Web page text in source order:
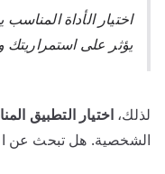
اختيار الأداة
يؤثر على استمراريتك
لذلك، اختيار التطبيق
الشخصية. هل تبحث عن